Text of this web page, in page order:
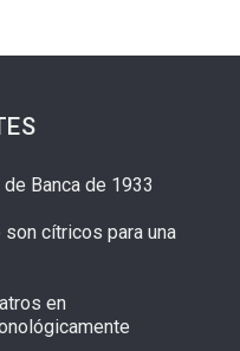
Banca de 1933
son cítricos para una
en